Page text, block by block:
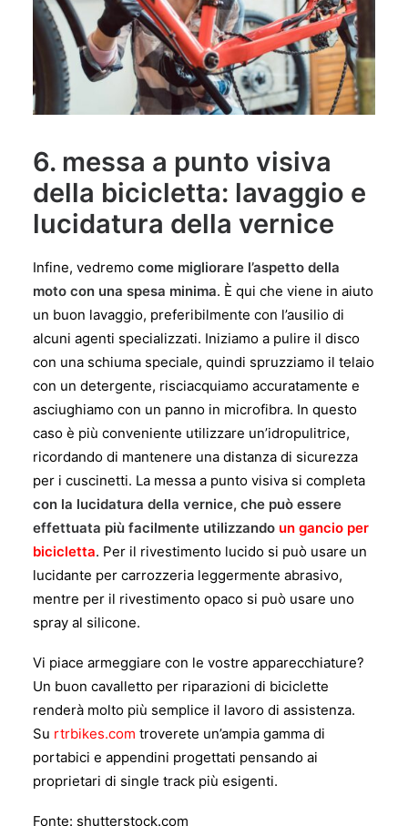
6. messa a punto visiva
della bicicletta: lavaggio e
lucidatura della vernice
Infine, vedremo come migliorare l’aspetto della
moto con una spesa minima. È qui che viene in aiuto
un buon lavaggio, preferibilmente con l’ausilio di
alcuni agenti specializzati. Iniziamo a pulire il disco
con una schiuma speciale, quindi spruzziamo il telaio
con un detergente, risciacquiamo accuratamente e
asciughiamo con un panno in microfibra. In questo
caso è più conveniente utilizzare un’idropulitrice,
ricordando di mantenere una distanza di sicurezza
per i cuscinetti. La messa a punto visiva si completa
con la lucidatura della vernice, che può essere
effettuata più facilmente utilizzando un gancio per
bicicletta. Per il rivestimento lucido si può usare un
lucidante per carrozzeria leggermente abrasivo,
mentre per il rivestimento opaco si può usare uno
spray al silicone.
Vi piace armeggiare con le vostre apparecchiature?
Un buon cavalletto per riparazioni di biciclette
renderà molto più semplice il lavoro di assistenza.
Su rtrbikes.com troverete un’ampia gamma di
portabici e appendini progettati pensando ai
proprietari di single track più esigenti.
Fonte: shutterstock.com